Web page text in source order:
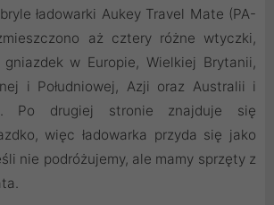
ładowarki Aukey Travel Mate (PA-
aż cztery różne wtyczki,
w Europie, Wielkiej Brytanii,
i Południowej, Azji oraz Australii i
Po drugiej stronie znajduje się
więc ładowarka przyda się jako
nie podróżujemy, ale mamy sprzęty z